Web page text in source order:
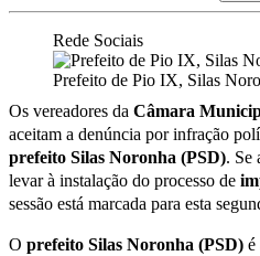
Rede Sociais
Prefeito de Pio IX, Silas
Os vereadores da Câmara
aceitam a denúncia por infração
prefeito Silas Noronha (PSD). Se
levar à instalação do processo de
sessão está marcada para esta
O prefeito Silas Noronha (PSD) é